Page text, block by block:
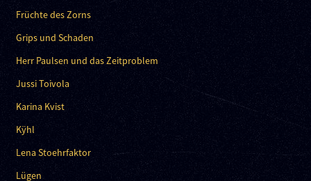
Früchte des Zorns
Grips und Schaden
Herr Paulsen und das Zeitproblem
Jussi Toivola
Karina Kvist
Kÿhl
Lena Stoehrfaktor
Lügen